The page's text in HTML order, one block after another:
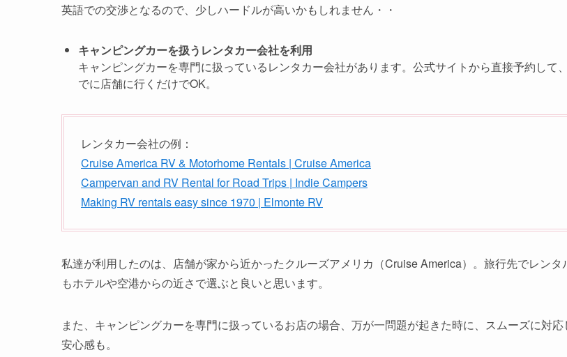
英語での交渉となるので、少しハードルが高いかもしれません・・
キャンピングカーを扱うレンタカー会社を利用
キャンピングカーを専門に扱っているレンタカー会社があります。公式サイトから直接予約して
でに店舗に行くだけでOK。
レンタカー会社の例：
Cruise America RV & Motorhome Rentals | Cruise America
Campervan and RV Rental for Road Trips | Indie Campers
Making RV rentals easy since 1970 | Elmonte RV
私達が利用したのは、店舗が家から近かったクルーズアメリカ（Cruise America）。旅行先でレンタ
もホテルや空港からの近さで選ぶと良いと思います。
また、キャンピングカーを専門に扱っているお店の場合、万が一問題が起きた時に、スムーズに対応
安心感も。